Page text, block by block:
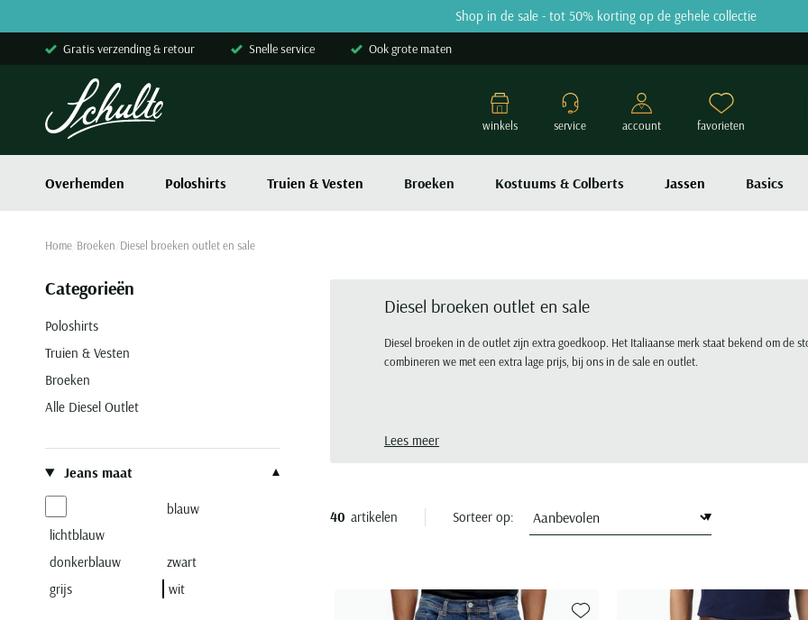
Shop in de sale - tot 50% korting op de gehele collectie
Gratis verzending & retour Snelle service Ook grote maten
Overhemden Poloshirts Truien & Vesten Broeken Kostuums & Colberts Jassen Basics
winkels service account favorieten
Home Broeken Diesel broeken outlet en sale
Diesel broeken outlet en sale
Diesel broeken in de outlet zijn extra goedkoop. Het Italiaanse merk staat bekend om de
combineren we met een extra lage prijs, bij ons in de sale en outlet.
Lees meer
Categorieën
Poloshirts
Truien & Vesten
Broeken
Alle Diesel Outlet
Jeans maat
lichtblauw
blauw
donkerblauw
zwart
grijs
wit
40 artikelen Sorteer op: